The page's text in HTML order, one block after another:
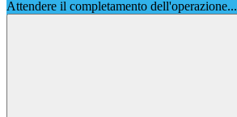
Attendere il completamento dell'operazione...